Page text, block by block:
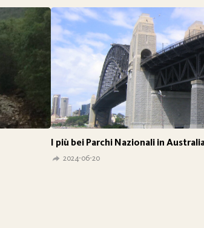
I più bei Parchi Nazionali in
2024-06-20